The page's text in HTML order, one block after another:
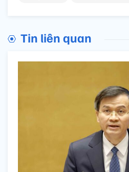
Tin liên quan